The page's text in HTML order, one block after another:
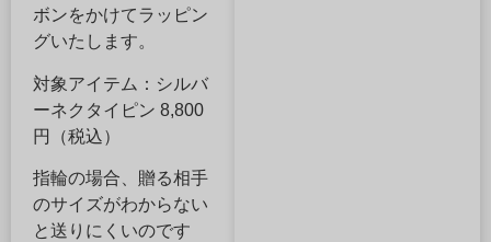
ボンをかけてラッピン
グいたします。
対象アイテム：シルバ
ーネクタイピン 8,800
円（税込）
指輪の場合、贈る相手
のサイズがわからない
と送りにくいのです